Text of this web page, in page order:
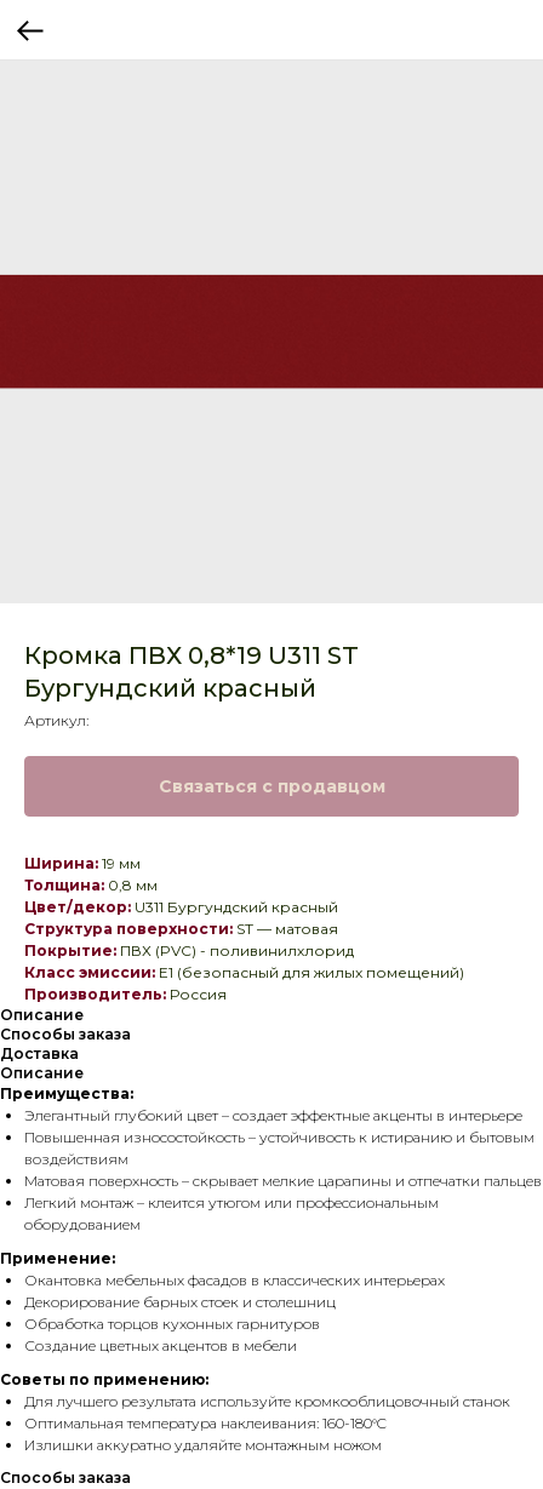
Кромка ПВХ 0,8*19 U311 ST
Бургундский красный
Артикул:
Связаться с продавцом
Ширина: 19 мм
Толщина: 0,8 мм
Цвет/декор: U311 Бургундский красный
Структура поверхности: ST — матовая
Покрытие: ПВХ (PVC) - поливинилхлорид
Класс эмиссии: E1 (безопасный для жилых помещений)
Производитель: Россия
Описание
Способы заказа
Доставка
Описание
Преимущества:
Элегантный глубокий цвет – создает эффектные акценты в интерьере
Повышенная износостойкость – устойчивость к истиранию и бытовым
воздействиям
Матовая поверхность – скрывает мелкие царапины и отпечатки пальцев
Легкий монтаж – клеится утюгом или профессиональным
оборудованием
Применение:
Окантовка мебельных фасадов в классических интерьерах
Декорирование барных стоек и столешниц
Обработка торцов кухонных гарнитуров
Создание цветных акцентов в мебели
Советы по применению:
Для лучшего результата используйте кромкооблицовочный станок
Оптимальная температура наклеивания: 160-180°C
Излишки аккуратно удаляйте монтажным ножом
Способы заказа